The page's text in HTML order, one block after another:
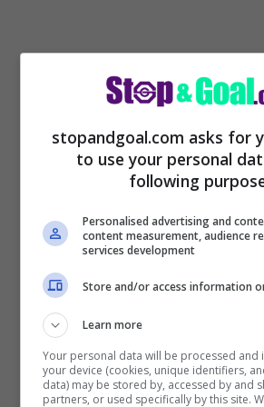
Italiano sta entrando nei
l’innesto di Ricci.Garantisce
Italiano, ha geometrie e
gioco, sa fare dacollante tra
e difesa. Il tecnico che a
la Viola aveva già chiesto
stopandgoal.com asks for
to use your personal
following
Personalised advertising and
content measurement, audience
services development
Store and/or access information
Learn more
Your personal data will be processed
your device (cookies, unique identifiers,
data) may be stored by, accessed by and
partners, or used specifically by this site.